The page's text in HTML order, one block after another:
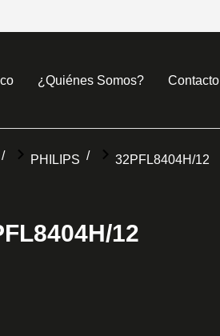
¿Quiénes Somos? Contacto
PHILIPS 32PFL8404H/12
12